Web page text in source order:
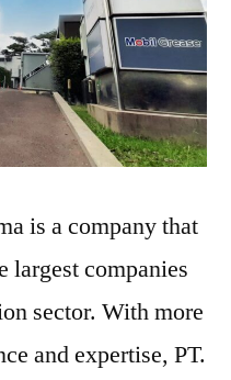
is a company that
largest companies
sector. With more
and expertise, PT.